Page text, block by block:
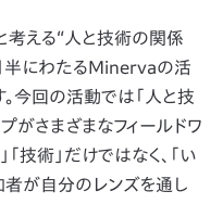
る“人と技術の関係
半にわたるMinervaの活
今回の活動では「人と技
がさまざまなフィールドワ
技術」だけではなく、「い
加者が自分のレンズを通し